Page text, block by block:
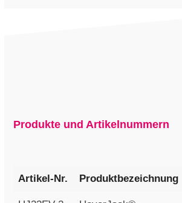
Produkte und Artikelnummern
Artikel-Nr. Produktbezeichnung